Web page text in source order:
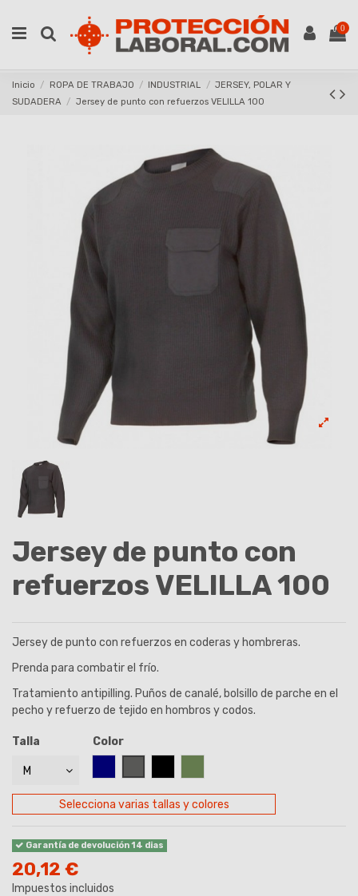
0
Inicio ROPA DE TRABAJO INDUSTRIAL
JERSEY, POLAR Y
SUDADERA
Jersey de punto con refuerzos VELILLA 100
Jersey de punto con
refuerzos VELILLA 100
Jersey de punto con refuerzos en coderas y hombreras.
Prenda para combatir el frío.
Tratamiento antipilling. Puños de canalé, bolsillo de parche en el
pecho y refuerzo de tejido en hombros y codos.
Talla
Color
Selecciona varias tallas y colores
Garantía de devolución 14 dias
20,12 €
Impuestos incluidos